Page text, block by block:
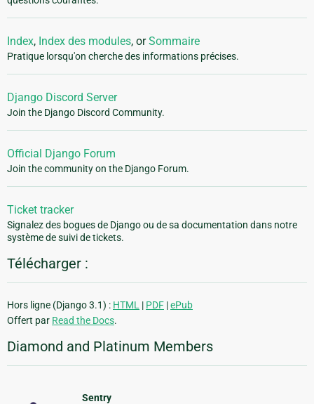
Index, Index des modules, orSommaire
Pratique lorsqu'on cherche des informations précises.
Django Discord Server
Join the Django Discord Community.
Official Django Forum
Join the community on the Django Forum.
Ticket tracker
Signalez des bogues de Django ou de sa documentation dans notre
système de suivi de tickets.
Télécharger :
Hors ligne (Django 3.1) : HTML | PDF |ePub
Offert par Read the Docs.
Diamond and Platinum Members
Sentry